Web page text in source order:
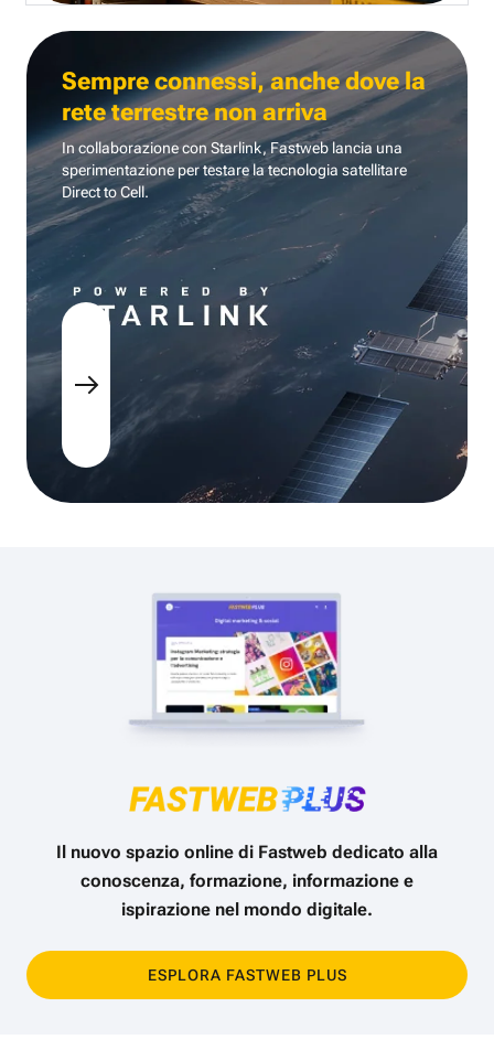
Sempre connessi, anche dove la
rete terrestre non arriva
In collaborazione con Starlink, Fastweb lancia una
sperimentazione per testare la tecnologia satellitare
Direct to Cell.
Il nuovo spazio online di Fastweb dedicato alla
conoscenza, formazione, informazione e
ispirazione nel mondo digitale.
ESPLORA FASTWEB PLUS